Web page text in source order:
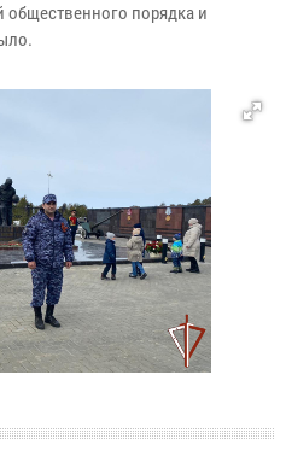
порядка и